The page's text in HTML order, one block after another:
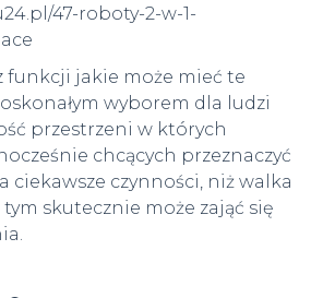
47-roboty-2-w-1-
funkcji jakie może mieć te
wyborem dla ludzi
przestrzeni w których
chcących przeznaczyć
ciekawsze czynności, niż walka
skutecznie może zająć się